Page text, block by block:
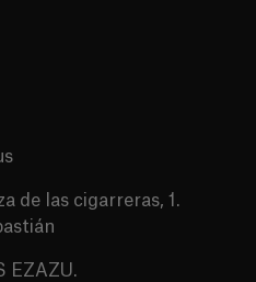
de las cigarreras, 1.
EZAZU.